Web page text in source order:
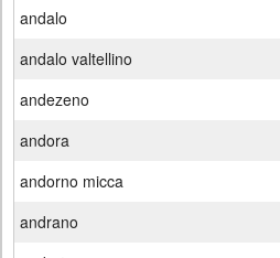
andalo
andalo valtellino
andezeno
andora
andorno micca
andrano